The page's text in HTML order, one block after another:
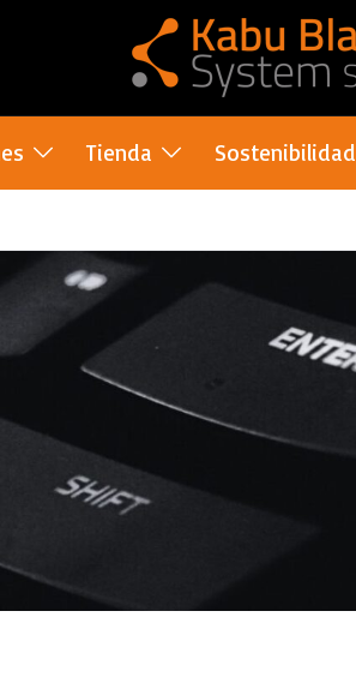
Tienda Sostenibilidad